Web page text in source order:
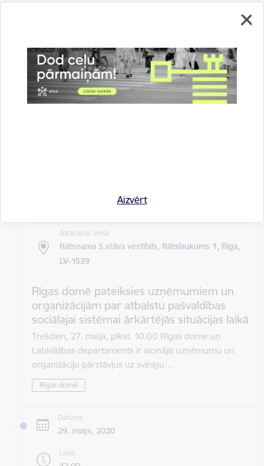
Aizvērt
Rīgas pilsētas pagaidu administrācijas
14.sēde (ārkārtas)
Sēdes darba kārtība: Grozījumi Rīgas domes 2016.
gada 19. aprīļa saistošajos noteikumos Nr. 198 "Par
Atrašanās vieta
Rātsnama 5.stāva vestibils, Rātslaukums 1, Rīga,
LV-1539
Rīgas domē pateiksies uzņēmumiem un
organizācijām par atbalstu pašvaldības
sociālajai sistēmai ārkārtējās situācijas laikā
Trešdien, 27. maijā, plkst. 10.00 Rīgas dome un
Labklājības departaments ir aicinājis uzņēmumu un
organizāciju pārstāvjus uz svinīgu…
Rīgas domē
Datums
29. maijs, 2020
Laiks